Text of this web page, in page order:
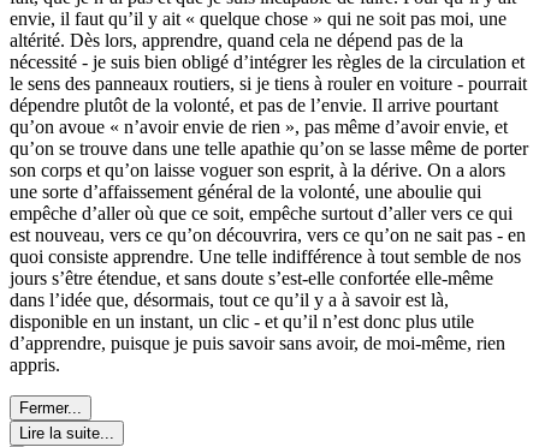
envie, il faut qu’il y ait « quelque chose » qui ne soit pas moi, une
altérité. Dès lors, apprendre, quand cela ne dépend pas de la
nécessité - je suis bien obligé d’intégrer les règles de la circulation et
le sens des panneaux routiers, si je tiens à rouler en voiture - pourrait
dépendre plutôt de la volonté, et pas de l’envie. Il arrive pourtant
qu’on avoue « n’avoir envie de rien », pas même d’avoir envie, et
qu’on se trouve dans une telle apathie qu’on se lasse même de porter
son corps et qu’on laisse voguer son esprit, à la dérive. On a alors
une sorte d’affaissement général de la volonté, une aboulie qui
empêche d’aller où que ce soit, empêche surtout d’aller vers ce qui
est nouveau, vers ce qu’on découvrira, vers ce qu’on ne sait pas - en
quoi consiste apprendre. Une telle indifférence à tout semble de nos
jours s’être étendue, et sans doute s’est-elle confortée elle-même
dans l’idée que, désormais, tout ce qu’il y a à savoir est là,
disponible en un instant, un clic - et qu’il n’est donc plus utile
d’apprendre, puisque je puis savoir sans avoir, de moi-même, rien
appris.
Fermer...
Lire la suite...